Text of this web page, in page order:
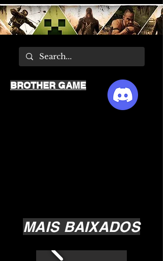
MAIS BAIXADOS
BROTHER GAME